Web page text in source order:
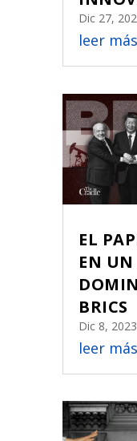
Dic 27,
leer más
EL
EN
BRICS
Dic 8, 2023
leer más